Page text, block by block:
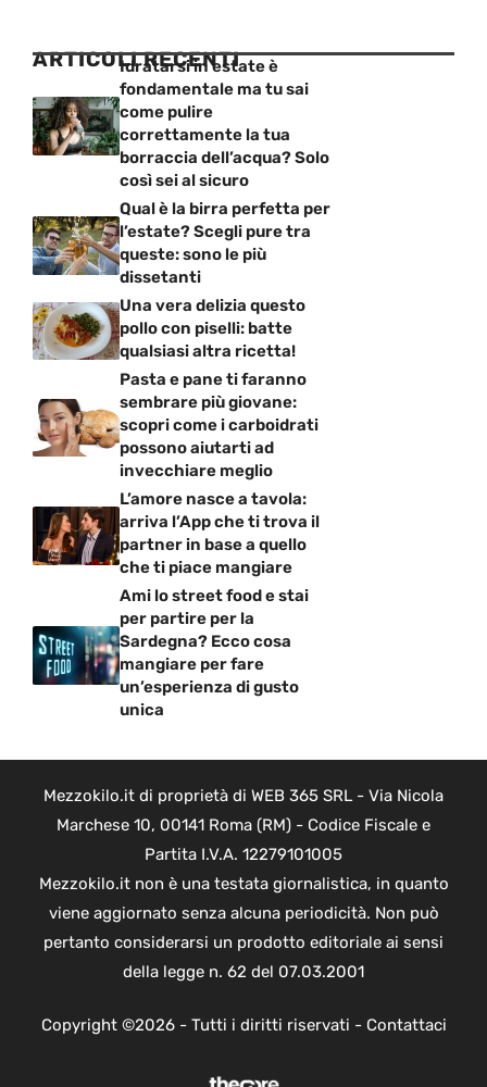
ARTICOLI RECENTI
Idratarsi in estate è
fondamentale ma tu sai
come pulire
correttamente la tua
borraccia dell’acqua? Solo
così sei al sicuro
Qual è la birra perfetta per
l’estate? Scegli pure tra
queste: sono le più
dissetanti
Una vera delizia questo
pollo con piselli: batte
qualsiasi altra ricetta!
Pasta e pane ti faranno
sembrare più giovane:
scopri come i carboidrati
possono aiutarti ad
invecchiare meglio
L’amore nasce a tavola:
arriva l’App che ti trova il
partner in base a quello
che ti piace mangiare
Ami lo street food e stai
per partire per la
Sardegna? Ecco cosa
mangiare per fare
un’esperienza di gusto
unica
Mezzokilo.it di proprietà di WEB 365 SRL - Via Nicola
Marchese 10, 00141 Roma (RM) - Codice Fiscale e
Partita I.V.A. 12279101005
Mezzokilo.it non è una testata giornalistica, in quanto
viene aggiornato senza alcuna periodicità. Non può
pertanto considerarsi un prodotto editoriale ai sensi
della legge n. 62 del 07.03.2001
Copyright ©2026 - Tutti i diritti riservati - Contattaci